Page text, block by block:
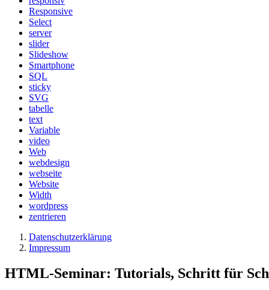
Responsive
Select
server
slider
Slideshow
Smartphone
SQL
sticky
SVG
tabelle
text
Variable
video
Web
webdesign
webseite
Website
Width
wordpress
zentrieren
Datenschutzerklärung
Impressum
HTML-Seminar: Tutorials, Schritt für